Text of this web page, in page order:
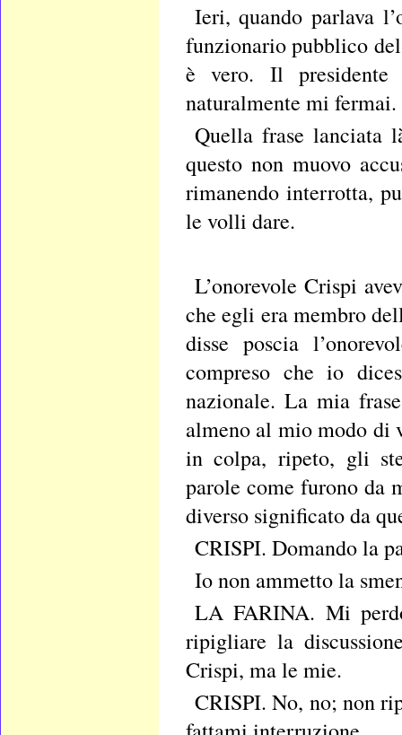
Ieri, quando parlava
funzionario pubblico
è vero. Il presidente
naturalmente mi fermai.
Quella frase lanciata
questo non muovo
rimanendo interrotta,
le volli dare.
L’onorevole Crispi
che egli era membro
disse poscia
compreso che io
nazionale. La mia
almeno al mio modo di
in colpa, ripeto, gli
parole come furono da
diverso significato da
CRISPI. Domando la
Io non ammetto la
LA FARINA. Mi
ripigliare la
Crispi, ma le mie.
CRISPI. No, no; non